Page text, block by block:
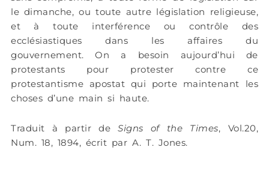
le dimanche, ou toute autre législation religieuse,
et à toute interférence ou contrôle des
ecclésiastiques dans les affaires du
gouvernement. On a besoin aujourd’hui de
protestants pour protester contre ce
protestantisme apostat qui porte maintenant les
choses d’une main si haute.
Traduit à partir deSigns of the Times, Vol.20,
Num. 18, 1894, écrit par A. T. Jones.